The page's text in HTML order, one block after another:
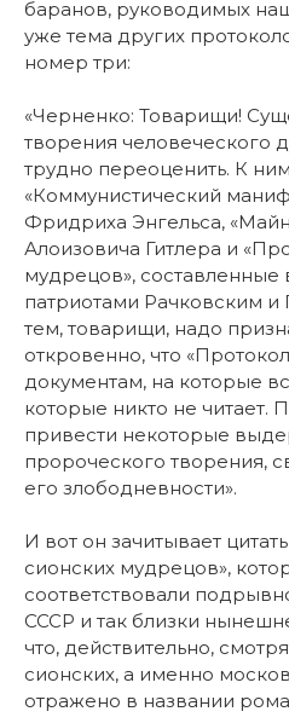
баранов, руководимых
уже тема других
номер три:
«Черненко: Товарищи!
творения человеческого
трудно переоценить. К
«Коммунистический
Фридриха Энгельса,
Алоизовича Гитлера и
мудрецов»,
патриотами Рачковским и
тем, товарищи, надо
откровенно, что
документам, на которые
которые никто не читает.
привести некоторые
пророческого творения,
его злободневности».
И вот он зачитывает
сионских мудрецов»,
соответствовали
СССР и так близки
что, действительно,
сионских, а именно
отражено в названии